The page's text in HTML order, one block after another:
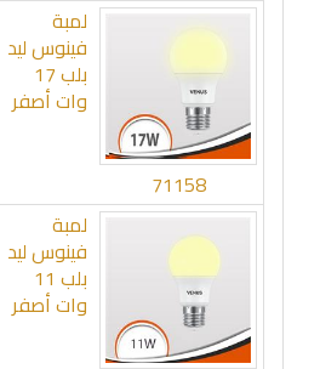
71158
لمبة
فينوس ليد
بلب 17
وات أصفر
لمبة
فينوس ليد
بلب 11
وات أصفر